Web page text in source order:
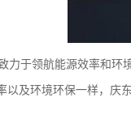
力于领航能源效率和环
以及环境环保一样，庆